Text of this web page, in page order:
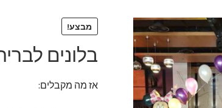
מבצע!
בלונים
אז מה מקבלים: